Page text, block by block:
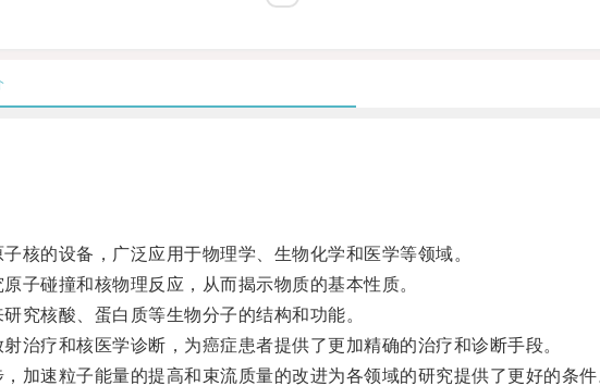
的设备，广泛应用于物理学、生物化学和医学等领域。
碰撞和核物理反应，从而揭示物质的基本性质。
核酸、蛋白质等生物分子的结构和功能。
疗和核医学诊断，为癌症患者提供了更加精确的治疗和诊断手段。
速粒子能量的提高和束流质量的改进为各领域的研究提供了更好的条件